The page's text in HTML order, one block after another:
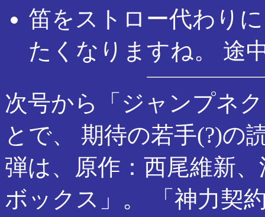
笛をストロー代わり
たくなりますね。 途
次号から「ジャンプネ
とで、 期待の若手(?)の
弾は、原作：西尾維新
ボックス」。 「神力契